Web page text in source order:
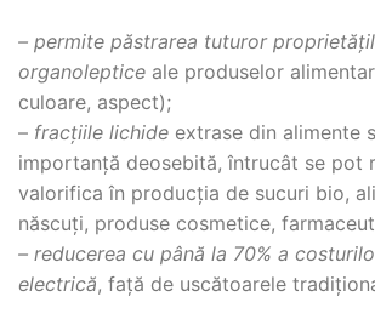
– permite păstrarea tuturor
organoleptice ale produselor
culoare, aspect);
– fracțiile lichide extrase din alimente
importanță deosebită, întrucât se pot
valorifica în producția de sucuri bio,
născuți, produse cosmetice,
– reducerea cu până la 70% a
electrică, față de uscătoarele